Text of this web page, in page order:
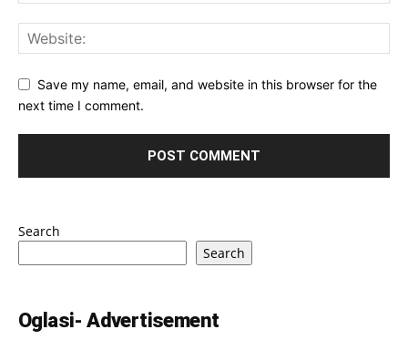
Save my name, email, and website in this browser for the
next time I comment.
Search
Search
Oglasi- Advertisement